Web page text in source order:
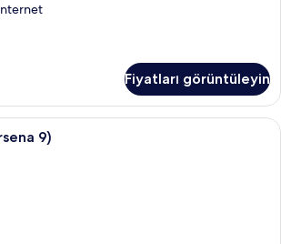
Fiyatları görüntüleyin
Daire (Naviglio Darsena 9) | Anti
9)